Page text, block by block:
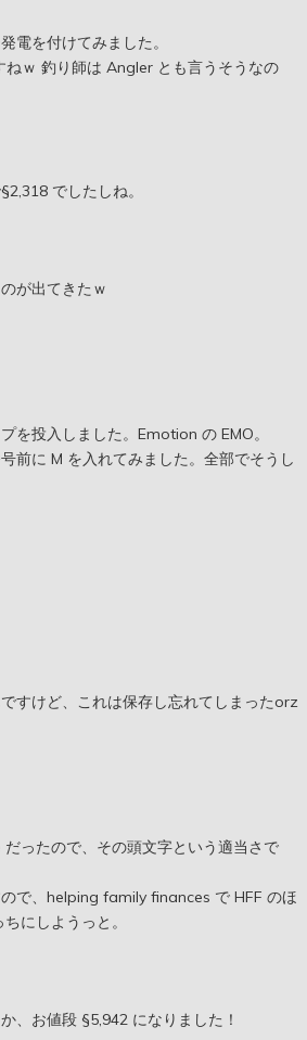
電を付けてみました。
ｗ 釣り師は Angler とも言うそうなの
でしたしね。
が出てきたｗ
を投入しました。Emotion の EMO。
前に M を入れてみました。全部でそうし
すけど、これは保存し忘れてしまったorz
ったので、その頭文字という適当さで
で、helping family finances で HFF のほ
にしようっと。
、お値段 §5,942 になりました！